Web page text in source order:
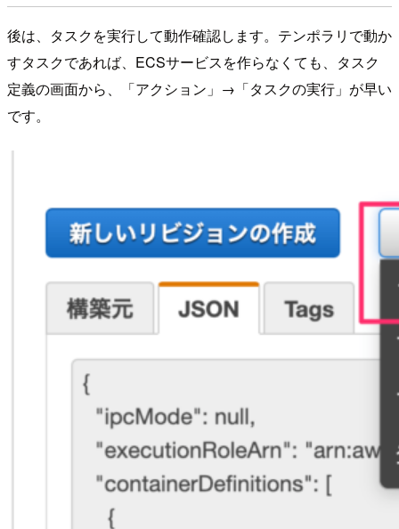
後は、タスクを実行して動作確認します。テンポラリで動か
すタスクであれば、ECSサービスを作らなくても、タスク
定義の画面から、「アクション」→「タスクの実行」が早い
です。